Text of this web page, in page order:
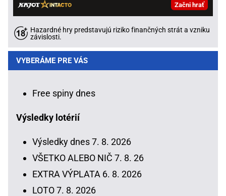
Začni hrať
Hazardné hry predstavujú riziko finančných strát a vzniku
závislosti.
VYBERÁME PRE VÁS
Free spiny dnes
Výsledky lotérií
Výsledky dnes 7. 8. 2026
VŠETKO ALEBO NIČ 7. 8. 26
EXTRA VÝPLATA 6. 8. 2026
LOTO 7. 8. 2026